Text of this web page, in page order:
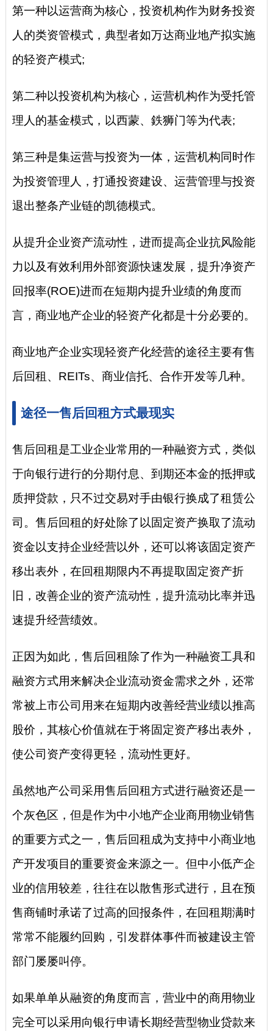
第一种以运营商为核心，投资机构作为财务投资
人的类资管模式，典型者如万达商业地产拟实施
的轻资产模式;
第二种以投资机构为核心，运营机构作为受托管
理人的基金模式，以西蒙、鉄狮门等为代表;
第三种是集运营与投资为一体，运营机构同时作
为投资管理人，打通投资建设、运营管理与投资
退出整条产业链的凯德模式。
从提升企业资产流动性，进而提高企业抗风险能
力以及有效利用外部资源快速发展，提升净资产
回报率(ROE)进而在短期内提升业绩的角度而
言，商业地产企业的轻资产化都是十分必要的。
商业地产企业实现轻资产化经营的途径主要有售
后回租、REITs、商业信托、合作开发等几种。
途径一售后回租方式最现实
售后回租是工业企业常用的一种融资方式，类似
于向银行进行的分期付息、到期还本金的抵押或
质押贷款，只不过交易对手由银行换成了租赁公
司。售后回租的好处除了以固定资产换取了流动
资金以支持企业经营以外，还可以将该固定资产
移出表外，在回租期限内不再提取固定资产折
旧，改善企业的资产流动性，提升流动比率并迅
速提升经营绩效。
正因为如此，售后回租除了作为一种融资工具和
融资方式用来解决企业流动资金需求之外，还常
常被上市公司用来在短期内改善经营业绩以推高
股价，其核心价值就在于将固定资产移出表外，
使公司资产变得更轻，流动性更好。
虽然地产公司采用售后回租方式进行融资还是一
个灰色区，但是作为中小地产企业商用物业销售
的重要方式之一，售后回租成为支持中小商业地
产开发项目的重要资金来源之一。但中小低产企
业的信用较差，往往在以散售形式进行，且在预
售商铺时承诺了过高的回报条件，在回租期满时
常常不能履约回购，引发群体事件而被建设主管
部门屡屡叫停。
如果单单从融资的角度而言，营业中的商用物业
完全可以采用向银行申请长期经营型物业贷款来